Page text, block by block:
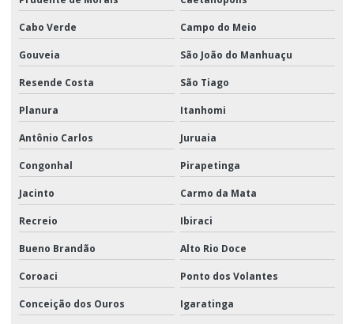
Cabo Verde Campo do Meio
Gouveia São João do Manhuaçu
Resende Costa São Tiago
Planura Itanhomi
Antônio Carlos Juruaia
Congonhal Pirapetinga
Jacinto Carmo da Mata
Recreio Ibiraci
Bueno Brandão Alto Rio Doce
Coroaci Ponto dos Volantes
Conceição dos Ouros Igaratinga